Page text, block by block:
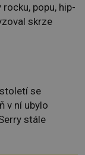
popu, hip-
skrze
se
v ní ubylo
stále